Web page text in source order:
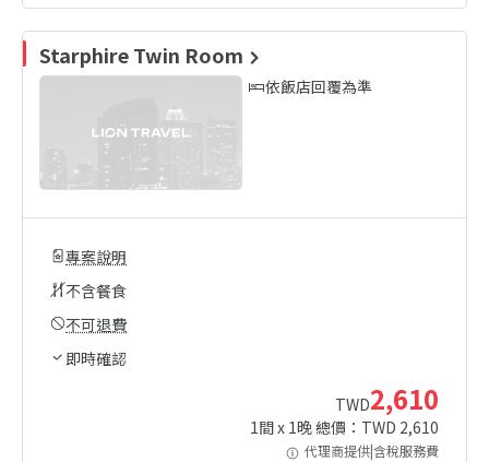
Starphire Twin Room
依飯店回覆為準
專案說明
不含餐食
不可退費
即時確認
TWD2,610
1間 x 1晚 總價：TWD 2,610
代理商提供|含稅服務費